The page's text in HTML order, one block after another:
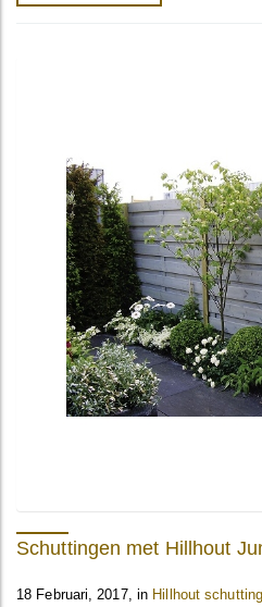
Schuttingen met Hillhout
18 Februari, 2017, in Hillhout